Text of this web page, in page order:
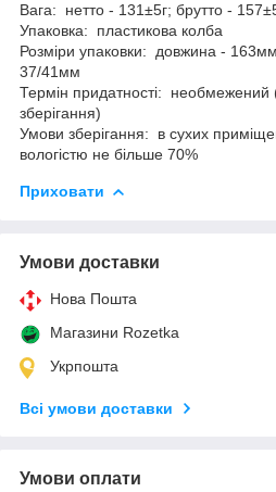
Вага: нетто - 131±5г; брутто -
Упаковка: пластикова колба
Розміри упаковки: довжина -
37/41мм
Термін придатності: необмежений
зберігання)
Умови зберігання: в сухих
вологістю не більше 70%
Приховати
Умови доставки
Нова Пошта
Магазини Rozetka
Укрпошта
Всі умови доставки
Умови оплати